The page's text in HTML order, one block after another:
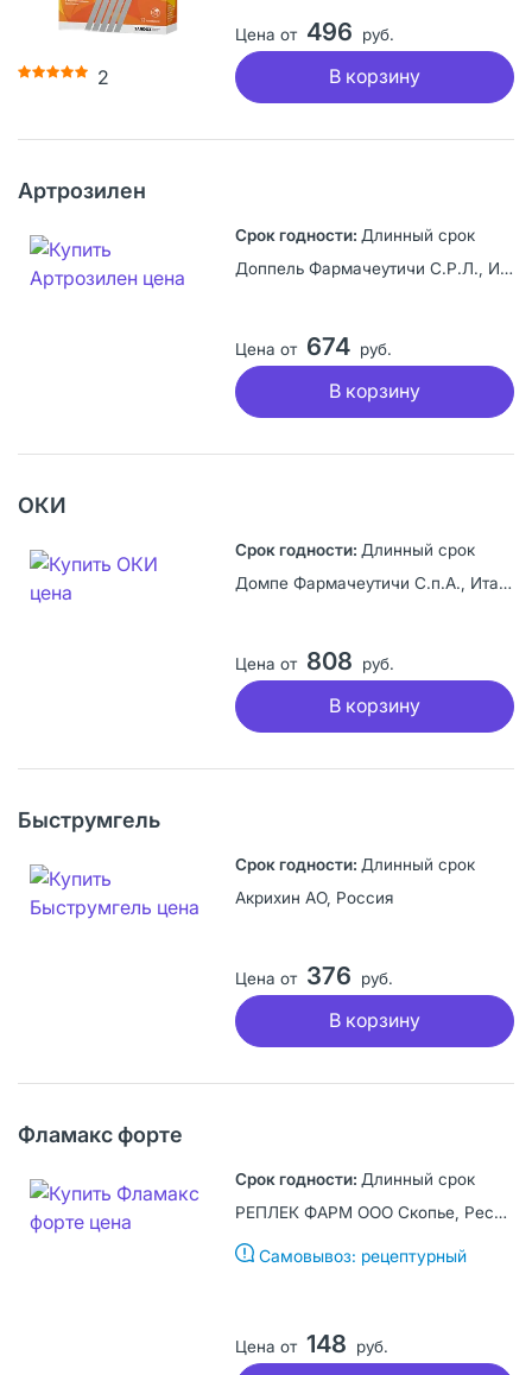
2
Цена от 496 руб.
В корзину
Артрозилен
Длинный срок
Доппель Фармачеутичи С.Р.Л., Италия
Цена от 674 руб.
В корзину
ОКИ
Длинный срок
Домпе Фармачеутичи С.п.А., Италия
Цена от 808 руб.
В корзину
Быструмгель
Длинный срок
Акрихин АО, Россия
Цена от 376 руб.
В корзину
Фламакс форте
Длинный срок
РЕПЛЕК ФАРМ ООО Скопье, Республика Северная Македония
Самовывоз: рецептурный
Цена от 148 руб.